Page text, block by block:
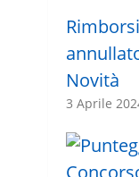
Novità
3 Aprile